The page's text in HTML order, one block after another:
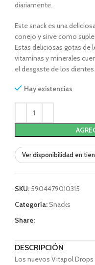
diariamente.
Este snack es una
conejo y sirve como
Estas deliciosas gotas de
vitaminas y minerales
el desgaste de los
Hay existencias
Ver disponibilidad en
SKU: 5904479010315
Categoría:Snacks
Share:
DESCRIPCIÓN
Los nuevos Vitapol